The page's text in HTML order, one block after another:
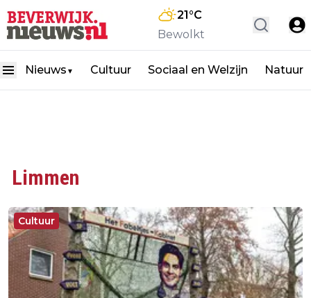
21°C
Bewolkt
Nieuws ▼ Cultuur Sociaal en Welzijn Natuur
Limmen
Cultuur